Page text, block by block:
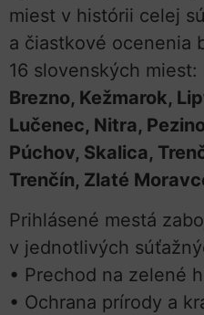
miest v histórii celej
a čiastkové ocenenia
16 slovenských miest:
Brezno, Kežmarok,
Lučenec, Nitra,
Púchov, Skalica,
Trenčín, Zlaté
Prihlásené mestá
v jednotlivých
• Prechod na zelené
• Ochrana prírody a